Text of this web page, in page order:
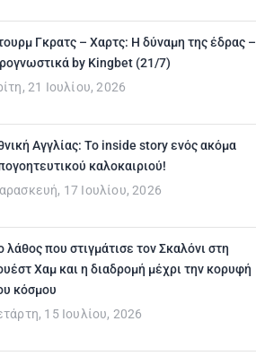
Γκρατς – Χαρτς: Η δύναμη της έδρας –
by Kingbet (21/7)
21 Ιουλίου, 2026
Αγγλίας: Το inside story ενός ακόμα
καλοκαιριού!
17 Ιουλίου, 2026
λάθος που στιγμάτισε τον Σκαλόνι στη
Χαμ και η διαδρομή μέχρι την κορυφή
κόσμου
15 Ιουλίου, 2026